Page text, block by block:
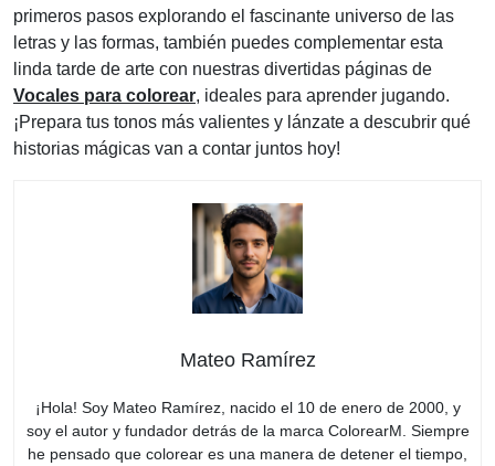
primeros pasos explorando el fascinante universo de las
letras y las formas, también puedes complementar esta
linda tarde de arte con nuestras divertidas páginas de
Vocales para colorear, ideales para aprender jugando.
¡Prepara tus tonos más valientes y lánzate a descubrir qué
historias mágicas van a contar juntos hoy!
Mateo Ramírez
¡Hola! Soy Mateo Ramírez, nacido el 10 de enero de 2000, y
soy el autor y fundador detrás de la marca ColorearM. Siempre
he pensado que colorear es una manera de detener el tiempo,